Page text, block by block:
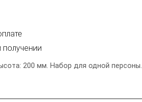
получении
200 мм. Набор для одной персоны.